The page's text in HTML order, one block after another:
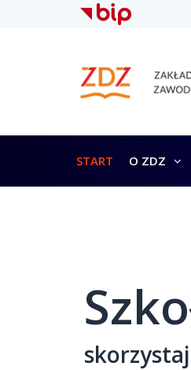
START O ZDZ